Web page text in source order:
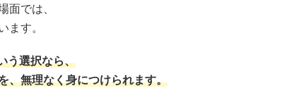
面では、
ます。
う選択なら、
、無理なく身につけられます。